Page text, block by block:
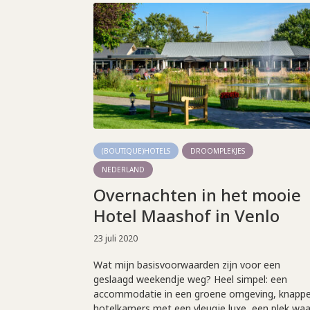
(BOUTIQUE)HOTELS
DROOMPLEKJES
NEDERLAND
Overnachten in het mooie
Hotel Maashof in Venlo
23 juli 2020
Wat mijn basisvoorwaarden zijn voor een
geslaagd weekendje weg? Heel simpel: een
accommodatie in een groene omgeving,